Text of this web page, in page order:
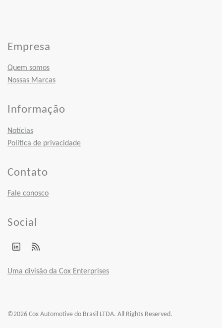
Empresa
Quem somos
Nossas Marcas
Informação
Notícias
Política de privacidade
Contato
Fale conosco
Social
Uma divisão da Cox Enterprises
©2026 Cox Automotive do Brasil LTDA. All Rights Reserved.